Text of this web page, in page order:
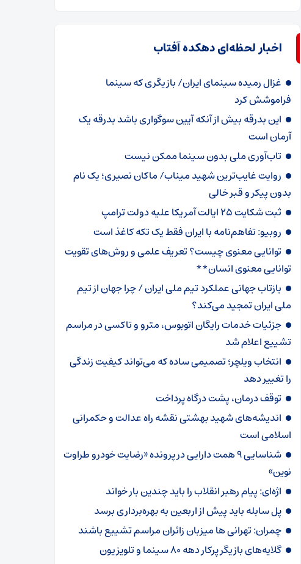
اخبار لحظه‌ای دهکده آفتاب
غزال رمیده سینمای ایران/ بازیگری که سینما
فراموشش کرد
این بدرقه بیش از آنکه آیین سوگواری باشد بدرقه یک
آرمان است
تاب‌آوری ملی بدون سینما ممکن نیست
روایت غایب‌ترین شهید میناب/ ماکان نصیری؛ یک نام
بدون پیکر و قبر خالی‌
ثبت شکایت ۲۵ ایالت آمریکا علیه دولت ترامپ
روبیو: تفاهم‌نامه با ایران فقط یک تکه کاغذ است
توانایی معنوی چیست؟ تعریف علمی و روش‌های تقویت
توانایی معنوی انسان**
بازتاب جهانی عملکرد تیم ملی ایران / چرا جهان از تیم
ملی ایران تمجید می‌کند؟
جزئیات خدمات رایگان اتوبوس، مترو و تاکسی در مراسم
تشییع اعلام شد
انتخاب ویلچر؛ تصمیمی ساده که می‌تواند کیفیت زندگی
را تغییر دهد
توقف درمان، پشت درگاه پرداخت
اندیشه‌های شهید بهشتی نقشه راه عدالت و حکمرانی
اسلامی است
شناسایی ۹ همت دارایی در پرونده «رضایت خودرو طراوت
نوین»
اژه‌ای: پیام رهبر انقلاب را باید چندین بار خواند
پل سابله باید پیش از اربعین به بهره‌برداری برسد
چمران: تهرانی ها میزبان زائران مراسم تشییع باشند
گلایه‌های بازیگر پرکار دهه ۸۰ سینما و تلویزیون